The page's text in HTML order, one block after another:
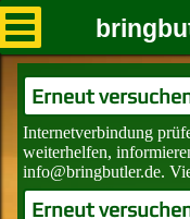
Erneut
Erneut